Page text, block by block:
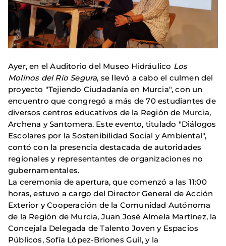
Ayer, en el Auditorio del Museo Hidráulico Los
Molinos del Río Segura, se llevó a cabo el culmen del
proyecto "Tejiendo Ciudadanía en Murcia", con un
encuentro que congregó a más de 70 estudiantes de
diversos centros educativos de la Región de Murcia,
Archena y Santomera. Este evento, titulado "Diálogos
Escolares por la Sostenibilidad Social y Ambiental",
contó con la presencia destacada de autoridades
regionales y representantes de organizaciones no
gubernamentales.
La ceremonia de apertura, que comenzó a las 11:00
horas, estuvo a cargo del Director General de Acción
Exterior y Cooperación de la Comunidad Autónoma
de la Región de Murcia, Juan José Almela Martínez, la
Concejala Delegada de Talento Joven y Espacios
Públicos, Sofía López-Briones Guil, y la